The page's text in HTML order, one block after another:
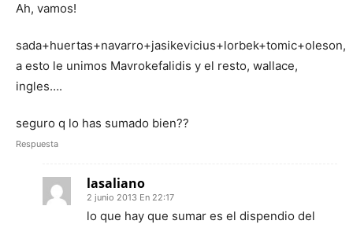
Ah, vamos!
sada+huertas+navarro+jasikevicius+lorbek+tomic+oleson,
a esto le unimos Mavrokefalidis y el resto, wallace,
ingles….
seguro q lo has sumado bien??
Respuesta
lasaliano
2 junio 2013 En 22:17
lo que hay que sumar es el dispendio del